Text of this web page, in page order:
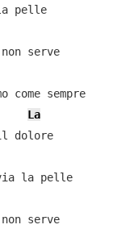
Con le mani sulla pelle
Dirmi una bugia non serve
come sempre
La
Fino a perdere il dolore
Non strapparmi via la pelle
Dirmi una bugia non serve